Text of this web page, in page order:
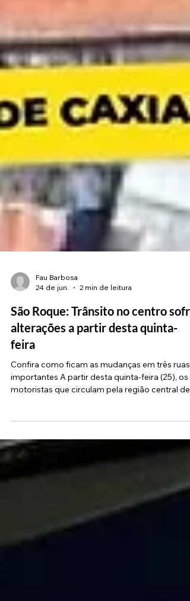
Fau Barbosa
São Roque: Trânsito no centro sofre
alterações a partir desta quinta-
feira
motoristas que circulam pela região central de
São Roque devem ficar atentos a uma série de
mudanças temporárias no trânsito. O avanço
obras de reparo na Avenida Antonino Dias
Bastos vai exigir o bloqueio total da via em
ambos os sentidos em um trecho específico,
alterando a dinâmica de ruas no entorno.
Segundo a prefeitura, a readequação dos
sentidos de circulação foi planejada p